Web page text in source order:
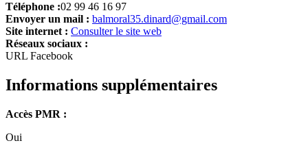
Téléphone :02 99 46 16 97
Envoyer un mail : balmoral35.dinard@gmail.com
Site internet : Consulter le site web
Réseaux sociaux :
URL Facebook
Informations supplémentaires
Accès PMR :
Oui